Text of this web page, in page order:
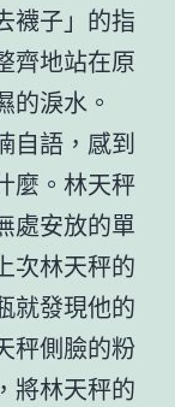
襪子」的指
齊地站在原
的淚水。
自語，感到
麼。林天秤
處安放的單
次林天秤的
就發現他的
秤側臉的粉
將林天秤的